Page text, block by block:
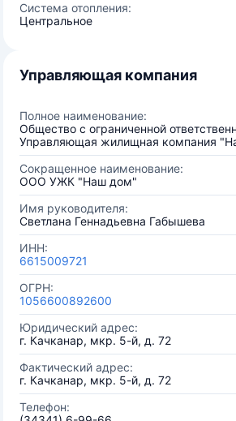
Система отопления:
Центральное
Управляющая компания
Полное наименование:
Общество с ограниченной
Управляющая жилищная компания
Сокращенное наименование:
ООО УЖК "Наш дом"
Имя руководителя:
Светлана Геннадьевна Габышева
ИНН:
6615009721
ОГРН:
1056600892600
Юридический адрес:
г. Качканар, мкр. 5-й, д. 72
Фактический адрес:
г. Качканар, мкр. 5-й, д. 72
Телефон: